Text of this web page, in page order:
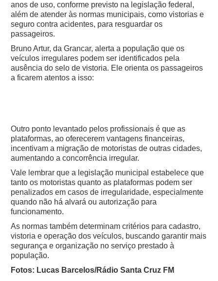
anos de uso, conforme previsto na legislação federal,
além de atender às normas municipais, como vistorias e
seguro contra acidentes, para resguardar os
passageiros.
Bruno Artur, da Grancar, alerta a população que os
veículos irregulares podem ser identificados pela
ausência do selo de vistoria. Ele orienta os passageiros
a ficarem atentos a isso:
Outro ponto levantado pelos profissionais é que as
plataformas, ao oferecerem vantagens financeiras,
incentivam a migração de motoristas de outras cidades,
aumentando a concorrência irregular.
Vale lembrar que a legislação municipal estabelece que
tanto os motoristas quanto as plataformas podem ser
penalizados em casos de irregularidade, especialmente
quando não há alvará ou autorização para
funcionamento.
As normas também determinam critérios para cadastro,
vistoria e operação dos veículos, buscando garantir mais
segurança e organização no serviço prestado à
população.
Fotos: Lucas Barcelos/Rádio Santa Cruz FM